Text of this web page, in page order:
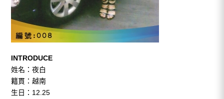
INTRODUCE
姓名：夜白
籍貫：越南
生日：12.25